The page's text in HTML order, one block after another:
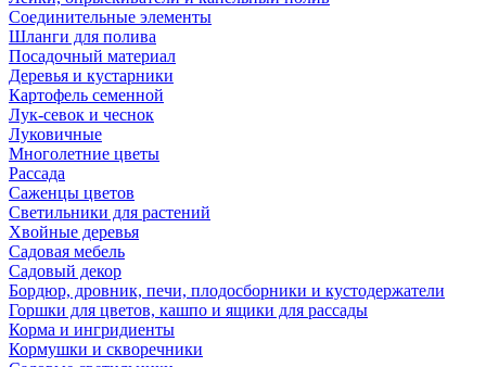
Соединительные элементы
Шланги для полива
Посадочный материал
Деревья и кустарники
Картофель семенной
Лук-севок и чеснок
Луковичные
Многолетние цветы
Рассада
Саженцы цветов
Светильники для растений
Хвойные деревья
Садовая мебель
Садовый декор
Бордюр, дровник, печи, плодосборники и кустодержатели
Горшки для цветов, кашпо и ящики для рассады
Корма и ингридиенты
Кормушки и скворечники